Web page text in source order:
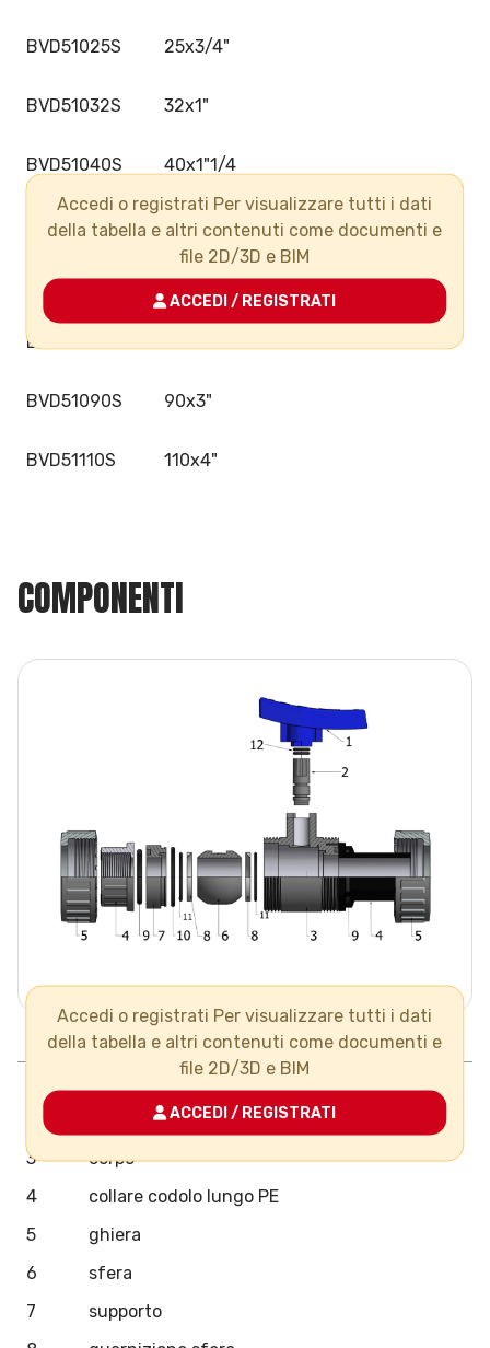
BVD51025S 25x3/4"
BVD51032S 32x1"
BVD51040S 40x1"1/4
BVD51050S 50x1"1/2
BVD51063S 63x2"
BVD51075S
BVD51090S 90x3"
BVD51110S 110x4"
Accedi o registrati Per visualizzare tutti i dati
della tabella e altri contenuti come documenti e
file 2D/3D e BIM
ACCEDI / REGISTRATI
COMPONENTI
Pos. Componenti N°
Materiale
3
corpo
4
collare codolo lungo PE
5
ghiera
6
sfera
7
supporto
Accedi o registrati Per visualizzare tutti i dati
della tabella e altri contenuti come documenti e
file 2D/3D e BIM
ACCEDI / REGISTRATI